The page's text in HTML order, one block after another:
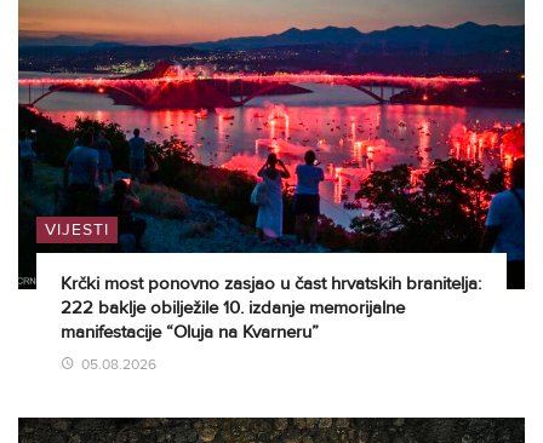
VIJESTI
Krčki most ponovno zasjao u čast hrvatskih branitelja:
222 baklje obilježile 10. izdanje memorijalne
manifestacije “Oluja na Kvarneru”
05.08.2026